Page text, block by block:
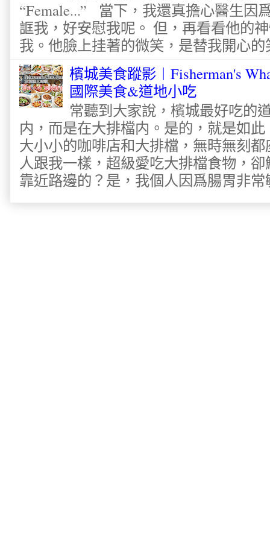
“Female...” 當下，我還真擔心醫生因
誆我，好安慰我呢。 但，再看看他的
我。他臉上挂著的微笑，是替我開心的
檳城美食蹤影︱Fisherman's
國際美食&道地小吃
常聽到大家說，檳城最好吃的
内，而是在大排檔内。是的，就是如
大小小的咖啡店和大排檔，無時無刻
人跟我一樣，超級愛吃大排檔食物，
靠近路邊的？是，我個人因爲腸胃非